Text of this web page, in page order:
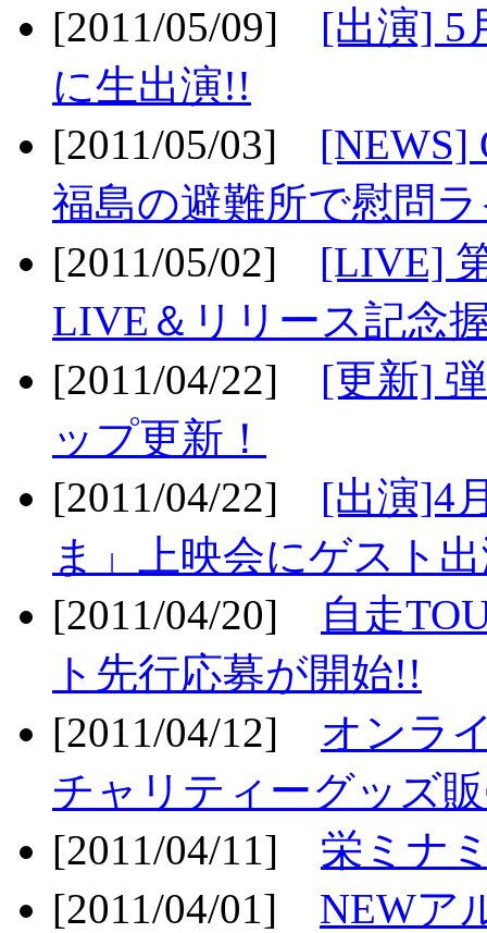
[2011/05/09] [出演] 5
に生出演!!
[2011/05/03] [NEWS]
福島の避難所で慰問
[2011/05/02] [LIVE]
LIVE＆リリース記念
[2011/04/22] [更新]
ップ更新！
[2011/04/22] [出演]4
ま」上映会にゲスト
[2011/04/20]
自走
ト先行応募が開始!!
[2011/04/12] オンラ
チャリティーグッズ
[2011/04/11] 栄ミナ
[2011/04/01] NEWア